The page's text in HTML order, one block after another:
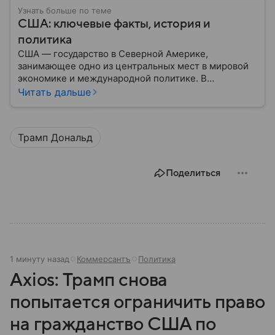
Узнать больше по теме
США: ключевые факты, история и
политика
США — государство в Северной Америке,
занимающее одно из центральных мест в мировой
экономике и международной политике. В
материале — основные сведения об этой стране.
Читать дальше
Трамп Дональд
Поделиться
1 минуту назад Коммерсантъ Политика
Axios: Трамп снова
попытается ограничить право
на гражданство США по